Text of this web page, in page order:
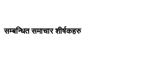
सम्बन्धित समाचार शीर्षकहरु